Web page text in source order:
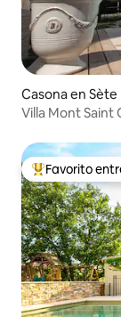
Casona en Sète
Villa Mont Saint
Favorito entre
Favorito